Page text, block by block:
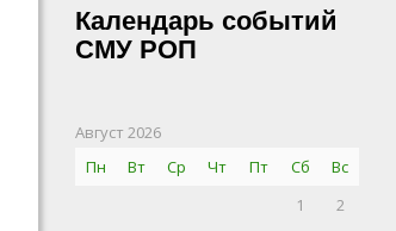
Календарь событий
СМУ РОП
Август 2026
Пн
Вт Ср Чт Пт Сб
Вс
1
2